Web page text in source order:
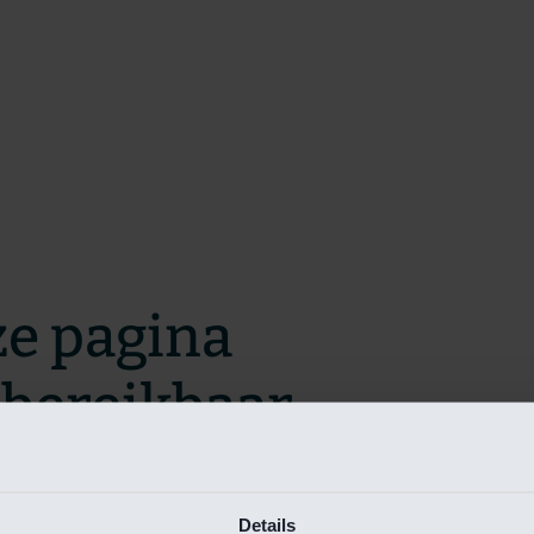
Details
pagina
zo snel mogelijk te verhelpen.